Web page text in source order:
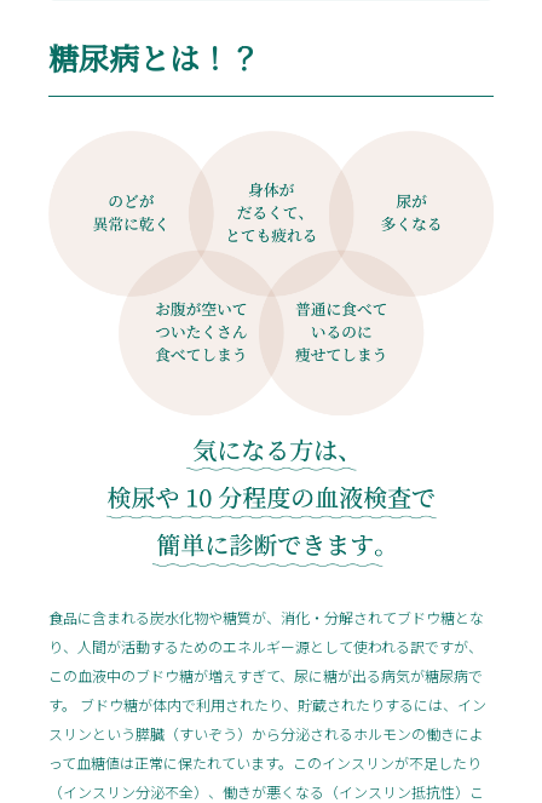
糖尿病とは！？
食品に含まれる炭水化物や糖質が、消化・分解されてブドウ糖とな
り、人間が活動するためのエネルギー源として使われる訳ですが、
この血液中のブドウ糖が増えすぎて、尿に糖が出る病気が糖尿病で
す。 ブドウ糖が体内で利用されたり、貯蔵されたりするには、イン
スリンという膵臓（すいぞう）から分泌されるホルモンの働きによ
って血糖値は正常に保たれています。このインスリンが不足したり
（インスリン分泌不全）、働きが悪くなる（インスリン抵抗性）こ